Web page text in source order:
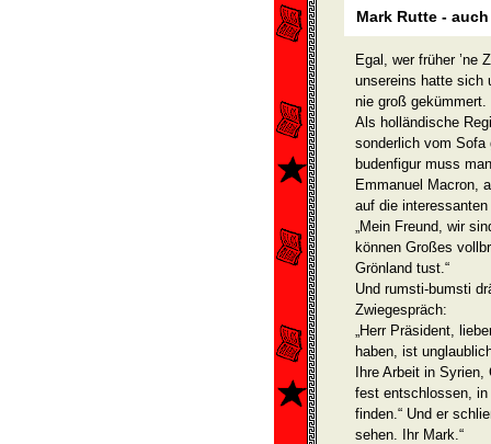
Mark Rutte -
Egal, wer früher ’ne
unsereins hatte sich
nie groß
Als holländische
sonderlich vom
budenfigur muss
Emmanuel Macron,
auf die
„Mein Freund, wir
können Großes
Grönland tust.“
Und rumsti-bumsti
Zwiegespräch:
„Herr Präsident,
haben, ist
Ihre Arbeit in
fest entschlossen, in
finden.“ Und er
sehen. Ihr Mark.“